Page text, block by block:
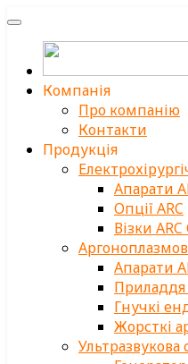
Компанія
Про компанію
Контакти
Продукція
Апарати
Опції ARC
Візки ARC
Апарати
Приладдя
Гнучкі
Жорсткі
Ультразвукова